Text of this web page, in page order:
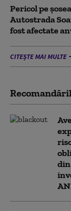
Pericol pe
Autostrada
fost afectate
CITEȘTE MAI MULTE